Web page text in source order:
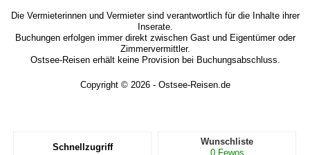
Die Vermieterinnen und Vermieter sind verantwortlich für die Inhalte ihrer
Inserate.
Buchungen erfolgen immer direkt zwischen Gast und Eigentümer oder
Zimmervermittler.
Ostsee-Reisen erhält keine Provision bei Buchungsabschluss.
Copyright © 2026 - Ostsee-Reisen.de
Schnellzugriff
Wunschliste
0 Fewos